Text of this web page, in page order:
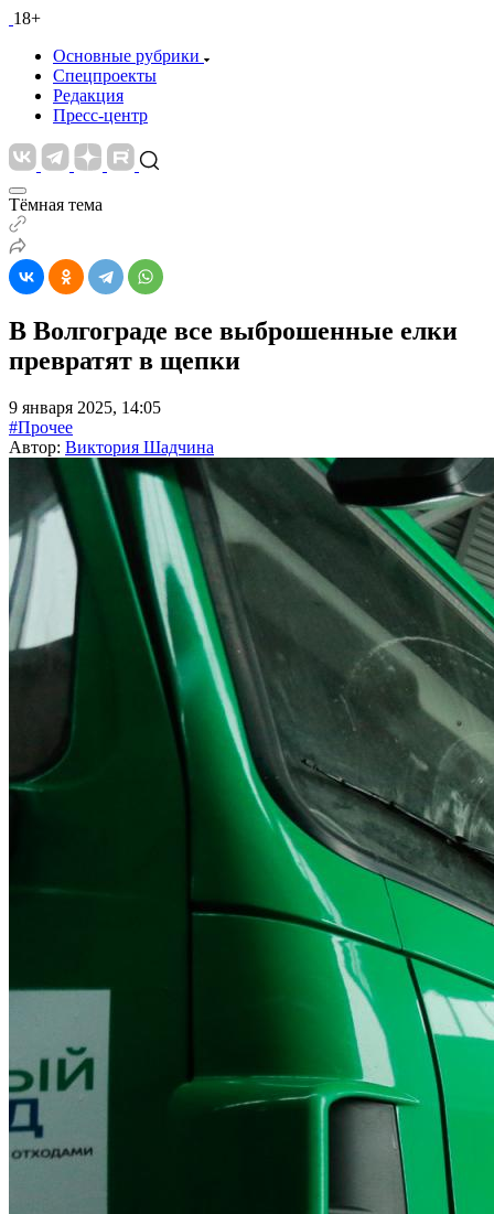
18+
Основные рубрики
Спецпроекты
Редакция
Пресс-центр
Тёмная тема
В Волгограде все выброшенные елки
превратят в щепки
9 января 2025, 14:05
#Прочее
Автор: Виктория Шадчина